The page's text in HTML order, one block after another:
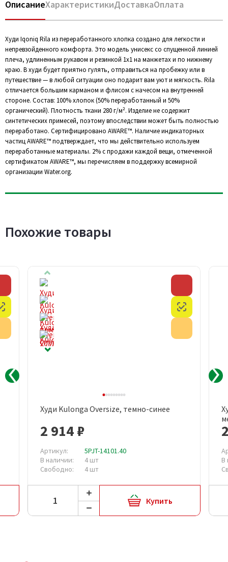
ОписаниеХарактеристикиДоставкаОплата
Худи Iqoniq Rila из переработанного хлопка создано для легкости и
непревзойденного комфорта. Это модель унисекс со спущенной линией
плеча, удлиненным рукавом и резинкой 1х1 на манжетах и по нижнему
краю. В худи будет приятно гулять, отправиться на пробежку или в
путешествие — в любой ситуации оно подарит вам уют и мягкость. Rila
отличается большим карманом и флисом с начесом на внутренней
стороне. Состав: 100% хлопок (50% переработанный и 50%
органический). Плотность ткани 280 г/м². Изделие не содержит
синтетических примесей, поэтому впоследствии может быть полностью
переработано. Сертифицировано AWARE™. Наличие индикаторных
частиц AWARE™ подтверждает, что мы действительно используем
переработанные материалы. 2% с продажи каждой вещи, отмеченной
сертификатом AWARE™, мы перечисляем в поддержку всемирной
организации Water.org.
Похожие товары
Честный знак
Худи Kulonga Oversize, темно-синее
2 914 ₽
Артикул:
5PJT-14101.40
В наличии:
4 шт
Свободно:
4 шт
Купить
В